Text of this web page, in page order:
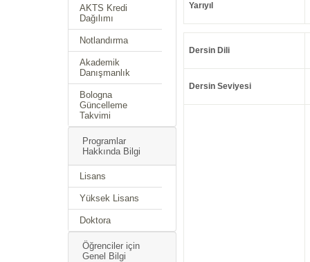
AKTS Kredi
Dağılımı
Notlandırma
Akademik
Danışmanlık
Bologna
Güncelleme
Takvimi
Programlar
Hakkında Bilgi
Lisans
Yüksek Lisans
Doktora
Öğrenciler için
Genel Bilgi
Yarıyıl
Dersin Dili
Dersin Seviyesi